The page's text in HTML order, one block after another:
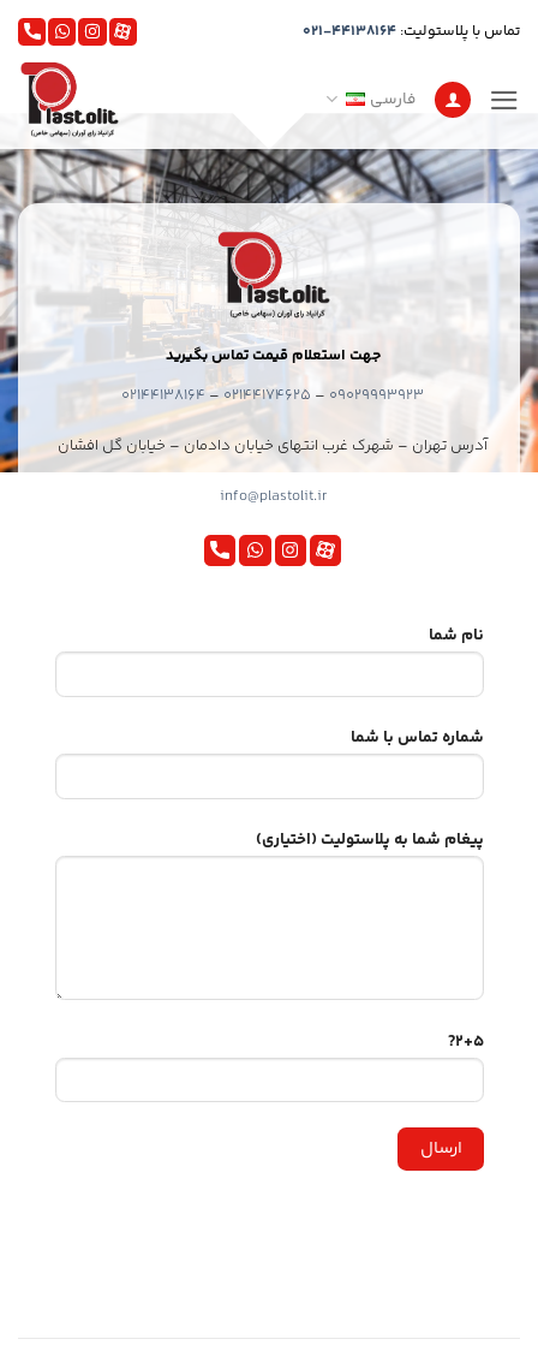
تماس با پلاستولیت: 021-44138164
فارسی
جهت استعلام قیمت تماس بگیرید
09029993923
–
02144174625
–
02144138164
آدرس تهران – شهرک غرب انتهای خیابان دادمان – خیابان گل افشان
info@plastolit.ir
نام شما
شماره تماس با شما
پیغام شما به پلاستولیت (اختیاری)
۲+۵?